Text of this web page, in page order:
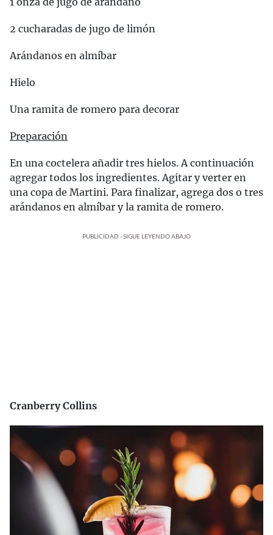
2 cucharadas de jugo de limón
Arándanos en almíbar
Hielo
Una ramita de romero para decorar
Preparación
En una coctelera añadir tres hielos. A continuación
agregar todos los ingredientes. Agitar y verter en
una copa de Martini. Para finalizar, agrega dos o tres
arándanos en almíbar y la ramita de romero.
PUBLICIDAD - SIGUE LEYENDO ABAJO
Cranberry Collins